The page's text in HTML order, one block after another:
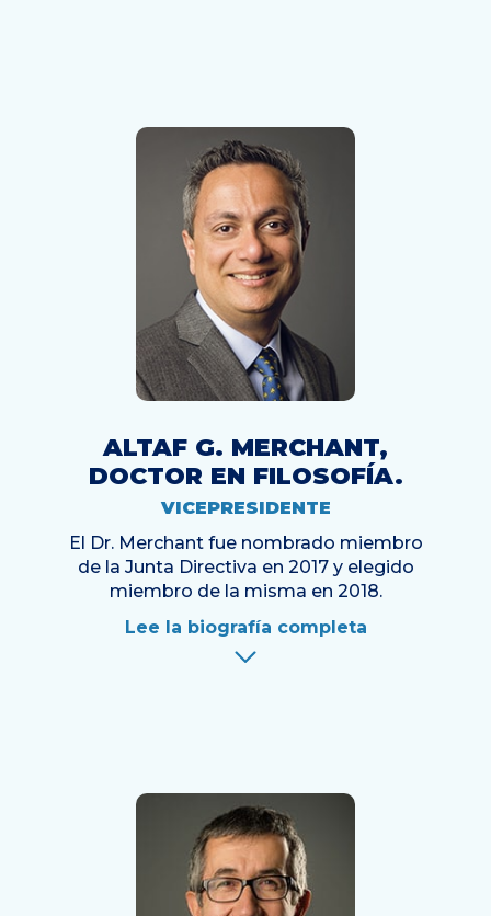
ALTAF G. MERCHANT,
DOCTOR EN FILOSOFÍA.
VICEPRESIDENTE
El Dr. Merchant fue nombrado miembro
de la Junta Directiva en 2017 y elegido
miembro de la misma en 2018.
Lee la biografía completa